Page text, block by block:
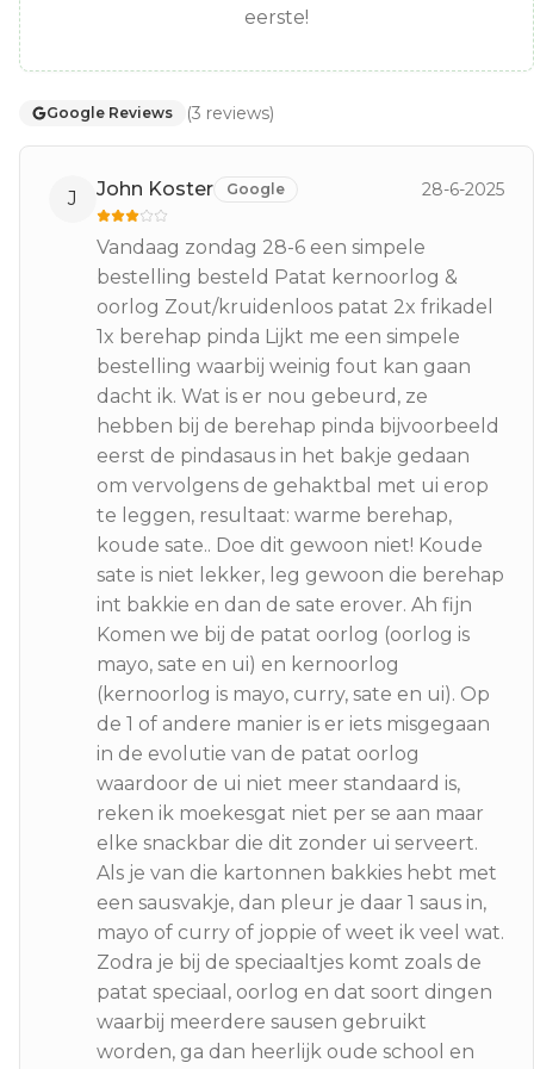
eerste!
Google Reviews (3 reviews)
J John Koster Google 28-6-2025
Vandaag zondag 28-6 een simpele
bestelling besteld Patat kernoorlog &
oorlog Zout/kruidenloos patat 2x frikadel
1x berehap pinda Lijkt me een simpele
bestelling waarbij weinig fout kan gaan
dacht ik. Wat is er nou gebeurd, ze
hebben bij de berehap pinda bijvoorbeeld
eerst de pindasaus in het bakje gedaan
om vervolgens de gehaktbal met ui erop
te leggen, resultaat: warme berehap,
koude sate.. Doe dit gewoon niet! Koude
sate is niet lekker, leg gewoon die berehap
int bakkie en dan de sate erover. Ah fijn
Komen we bij de patat oorlog (oorlog is
mayo, sate en ui) en kernoorlog
(kernoorlog is mayo, curry, sate en ui). Op
de 1 of andere manier is er iets misgegaan
in de evolutie van de patat oorlog
waardoor de ui niet meer standaard is,
reken ik moekesgat niet per se aan maar
elke snackbar die dit zonder ui serveert.
Als je van die kartonnen bakkies hebt met
een sausvakje, dan pleur je daar 1 saus in,
mayo of curry of joppie of weet ik veel wat.
Zodra je bij de speciaaltjes komt zoals de
patat speciaal, oorlog en dat soort dingen
waarbij meerdere sausen gebruikt
worden, ga dan heerlijk oude school en